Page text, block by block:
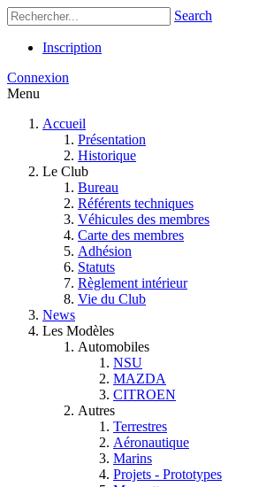
Search
Inscription
Connexion
Menu
Accueil
Présentation
Historique
Le Club
Bureau
Référents techniques
Véhicules des membres
Carte des membres
Adhésion
Statuts
Règlement intérieur
Vie du Club
News
Les Modèles
Automobiles
NSU
MAZDA
CITROEN
Autres
Terrestres
Aéronautique
Marins
Projets - Prototypes